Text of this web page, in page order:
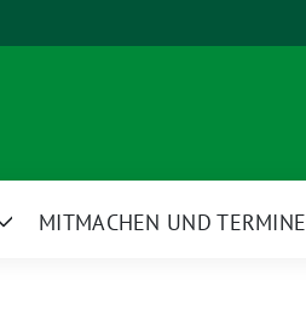
ZeigeMITMACHEN UND TERMINE